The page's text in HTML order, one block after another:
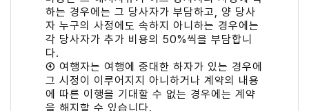
하는 경우에는 그 당사자가 부담하고, 양 당사
자 누구의 사정에도 속하지 아니하는 경우에는
각 당사자가 추가 비용의 50%씩을 부담합니
다.
④ 여행자는 여행에 중대한 하자가 있는 경우에
그 시정이 이루어지지 아니하거나 계약의 내용
에 따른 이행을 기대할 수 없는 경우에는 계약
을 해지할 수 있습니다.